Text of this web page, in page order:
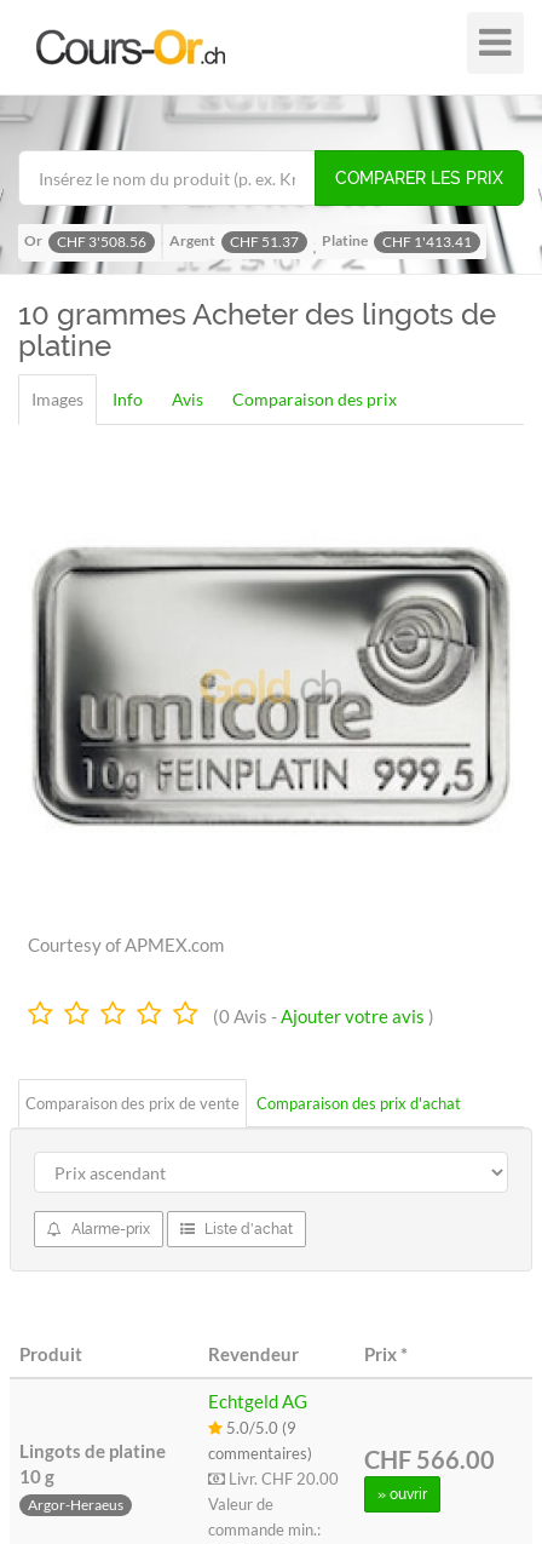
Plier
/
hors
de
COMPARER LES PRIX
Or CHF 3'508.56 Argent CHF 51.37 Platine
CHF 1'413.41
Palladium
CHF 1'116.58
10 grammes Acheter des lingots de
platine
Images Info Avis Comparaison des prix
Courtesy of APMEX.com
0.0
(0Avis -Ajouter votre avis )
Comparaison des prix de vente Comparaison des prix d'achat
Alarme-prix Liste d'achat
Produit Revendeur Prix*
Lingots de platine
10 g
Argor-Heraeus
Echtgeld AG
5.0/5.0 (9
commentaires)
Livr. CHF 20.00
Valeur de
commande min.:
CHF 566.00
» ouvrir